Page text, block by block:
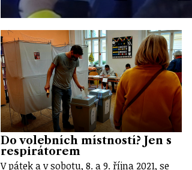
Do volebních místností? Jen s
respirátorem
V pátek a v sobotu, 8. a 9. října 2021, se